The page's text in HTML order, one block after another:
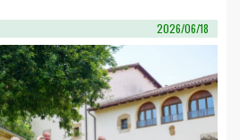
2026/06/18